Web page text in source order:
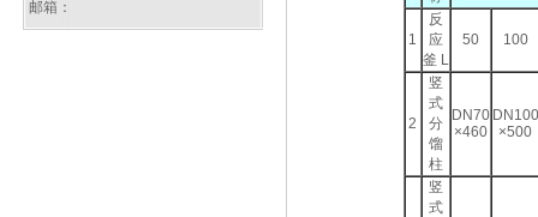
邮箱：
1
反
应
釜 L
50 100
2
竖
式
分
馏
柱
DN70
×460
DN100
×500
竖
式